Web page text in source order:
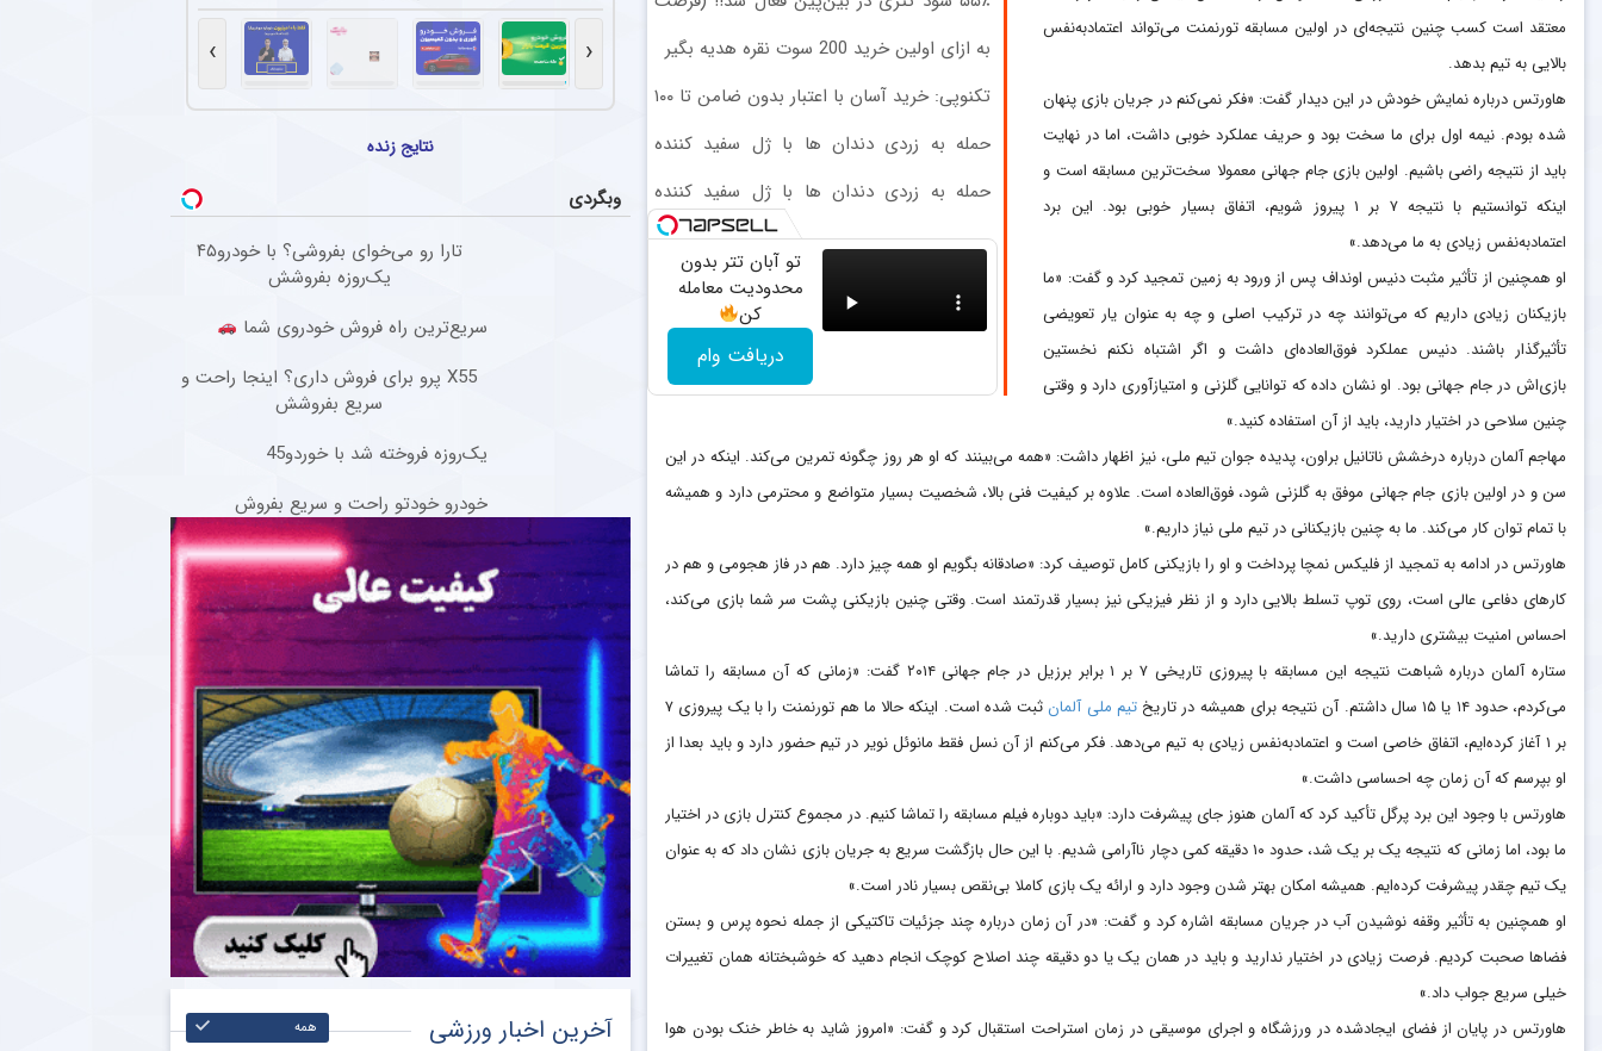
به ازای اولین خرید 200 سوت نقره هدیه بگیر
تکنوپی: خرید آسان با اعتبار بدون ضامن تا ۱۰۰
حمله به زردی دندان ها با ژل سفید کننده
حمله به زردی دندان ها با ژل سفید کننده
تو آبان تتر بدون
محدودیت معامله
کن
دریافت وام
معتقد است کسب چنین نتیجه‌ای در اولین مسابقه تورنمنت می‌تواند اعتمادبه‌نفس
بالایی به تیم بدهد.
هاورتس درباره نمایش خودش در این دیدار گفت: «فکر نمی‌کنم در جریان بازی پنهان
شده بودم. نیمه اول برای ما سخت بود و حریف عملکرد خوبی داشت، اما در نهایت
باید از نتیجه راضی باشیم. اولین بازی جام جهانی معمولا سخت‌ترین مسابقه است و
اینکه توانستیم با نتیجه ۷ بر ۱ پیروز شویم، اتفاق بسیار خوبی بود. این برد
اعتمادبه‌نفس زیادی به ما می‌دهد.»
او همچنین از تأثیر مثبت دنیس اونداف پس از ورود به زمین تمجید کرد و گفت: «ما
بازیکنان زیادی داریم که می‌توانند چه در ترکیب اصلی و چه به عنوان یار تعویضی
تأثیرگذار باشند. دنیس عملکرد فوق‌العاده‌ای داشت و اگر اشتباه نکنم نخستین
بازی‌اش در جام جهانی بود. او نشان داده که توانایی گلزنی و امتیازآوری دارد و وقتی
چنین سلاحی در اختیار دارید، باید از آن استفاده کنید.»
مهاجم آلمان درباره درخشش ناتانیل براون، پدیده جوان تیم ملی، نیز اظهار داشت: «همه می‌بینند که او هر روز چگونه تمرین می‌کند. اینکه در این
سن و در اولین بازی جام جهانی موفق به گلزنی شود، فوق‌العاده است. علاوه بر کیفیت فنی بالا، شخصیت بسیار متواضع و محترمی دارد و همیشه
با تمام توان کار می‌کند. ما به چنین بازیکنانی در تیم ملی نیاز داریم.»
هاورتس در ادامه به تمجید از فلیکس نمچا پرداخت و او را بازیکنی کامل توصیف کرد: «صادقانه بگویم او همه چیز دارد. هم در فاز هجومی و هم در
کارهای دفاعی عالی است، روی توپ تسلط بالایی دارد و از نظر فیزیکی نیز بسیار قدرتمند است. وقتی چنین بازیکنی پشت سر شما بازی می‌کند،
احساس امنیت بیشتری دارید.»
ستاره آلمان درباره شباهت نتیجه این مسابقه با پیروزی تاریخی ۷ بر ۱ برابر برزیل در جام جهانی ۲۰۱۴ گفت: «زمانی که آن مسابقه را تماشا
می‌کردم، حدود ۱۴ یا ۱۵ سال داشتم. آن نتیجه برای همیشه در تاریخ
تیم ملی آلمان
ثبت شده است. اینکه حالا ما هم تورنمنت را با یک پیروزی ۷
بر ۱ آغاز کرده‌ایم، اتفاق خاصی است و اعتمادبه‌نفس زیادی به تیم می‌دهد. فکر می‌کنم از آن نسل فقط مانوئل نویر در تیم حضور دارد و باید بعدا از
او بپرسم که آن زمان چه احساسی داشت.»
هاورتس با وجود این برد پرگل تأکید کرد که آلمان هنوز جای پیشرفت دارد: «باید دوباره فیلم مسابقه را تماشا کنیم. در مجموع کنترل بازی در اختیار
ما بود، اما زمانی که نتیجه یک بر یک شد، حدود ۱۰ دقیقه کمی دچار ناآرامی شدیم. با این حال بازگشت سریع به جریان بازی نشان داد که به عنوان
یک تیم چقدر پیشرفت کرده‌ایم. همیشه امکان بهتر شدن وجود دارد و ارائه یک بازی کاملا بی‌نقص بسیار نادر است.»
او همچنین به تأثیر وقفه نوشیدن آب در جریان مسابقه اشاره کرد و گفت: «در آن زمان درباره چند جزئیات تاکتیکی از جمله نحوه پرس و بستن
فضاها صحبت کردیم. فرصت زیادی در اختیار ندارید و باید در همان یک یا دو دقیقه چند اصلاح کوچک انجام دهید که خوشبختانه همان تغییرات
خیلی سریع جواب داد.»
هاورتس در پایان از فضای ایجادشده در ورزشگاه و اجرای موسیقی در زمان استراحت استقبال کرد و گفت: «امروز شاید به خاطر خنک بودن هوا
تیم فوتبال پرسپولیس در مسابقات پیش فصل شکستی نداشته و توانسته گل های زیادی را به ثمر برساند.
اخبار حذف ستاره گابنی از لیست بازیکنان استقلال به خاطر محدودیت نقل‌وانتقالاتی
به نظر می‌رسد که تیم فوتبال پرسپولیس در حالی وارد مسابقات لیگ برتر خواهد شد که مربی جدیدی به
ستاره فصل گذشته آریو اسلامشهر به چادرملو ملحق شد + عکس
‹
›
نتایج زنده
وبگردی
تارا رو می‌خوای بفروشی؟ با خودرو۴۵
یک‌روزه بفروشش
سریع‌ترین راه فروش خودروی شما
X55 پرو برای فروش داری؟ اینجا راحت و
سریع بفروشش
یک‌روزه فروخته شد با خوردو45
خودرو خودتو راحت و سریع بفروش
آخرین اخبار ورزشی همه